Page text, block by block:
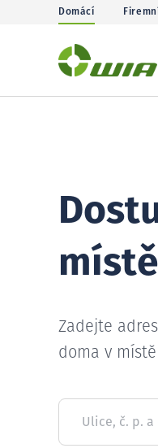
Domácí
Zadejte
doma v
Ulice, č. p. a